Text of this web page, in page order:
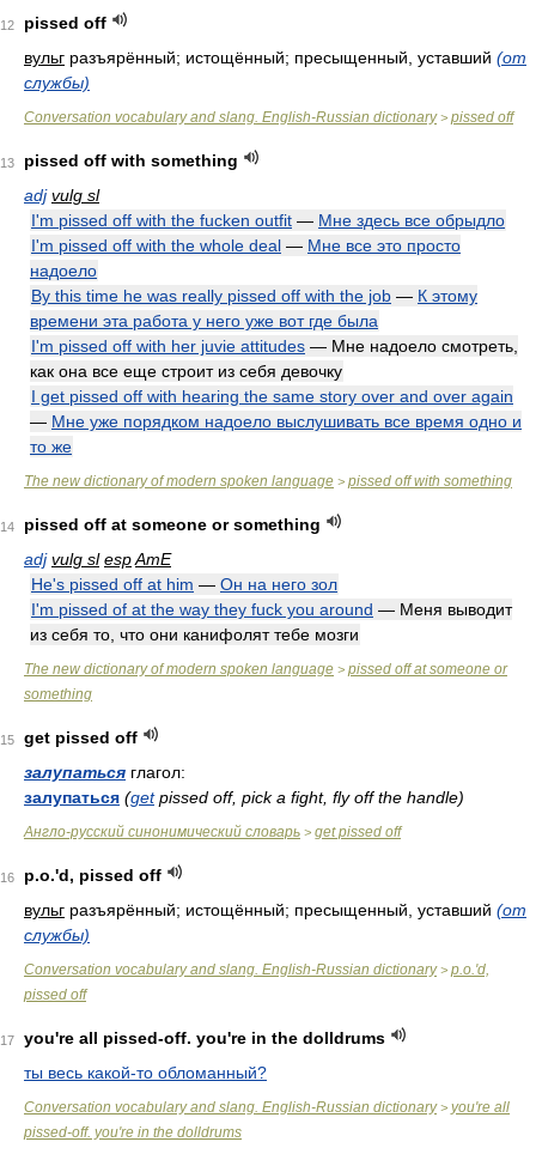
12
pissed off
вульг разъярённый; истощённый; пресыщенный, уставший (от
службы)
Conversation vocabulary and slang. English-Russian dictionary> pissed off
13
pissed off with something
adj vulg sl
I'm pissed off with the fucken outfit — Мне здесь все обрыдло
I'm pissed off with the whole deal — Мне все это просто
надоело
By this time he was really pissed off with the job — К этому
времени эта работа у него уже вот где была
I'm pissed off with her juvie attitudes — Мне надоело смотреть,
как она все еще строит из себя девочку
I get pissed off with hearing the same story over and over again
— Мне уже порядком надоело выслушивать все время одно и
то же
The new dictionary of modern spoken language > pissed off with something
14
pissed off at someone or something
adj vulg sl espAmE
He's pissed off at him — Он на него зол
I'm pissed of at the way they fuck you around — Меня выводит
из себя то, что они канифолят тебе мозги
The new dictionary of modern spoken language > pissed off at someone or
something
15
get pissed off
залупаться глагол:
залупаться (getpissed off, pick a fight, fly off the handle)
Англо-русский синонимический словарь > get pissed off
16
p.o.'d, pissed off
вульг разъярённый; истощённый; пресыщенный, уставший (от
службы)
Conversation vocabulary and slang. English-Russian dictionary> p.o.'d,
pissed off
17
you're all pissed-off. you're in the dolldrums
ты весь какой-то обломанный?
Conversation vocabulary and slang. English-Russian dictionary> you're all
pissed-off. you're in the dolldrums